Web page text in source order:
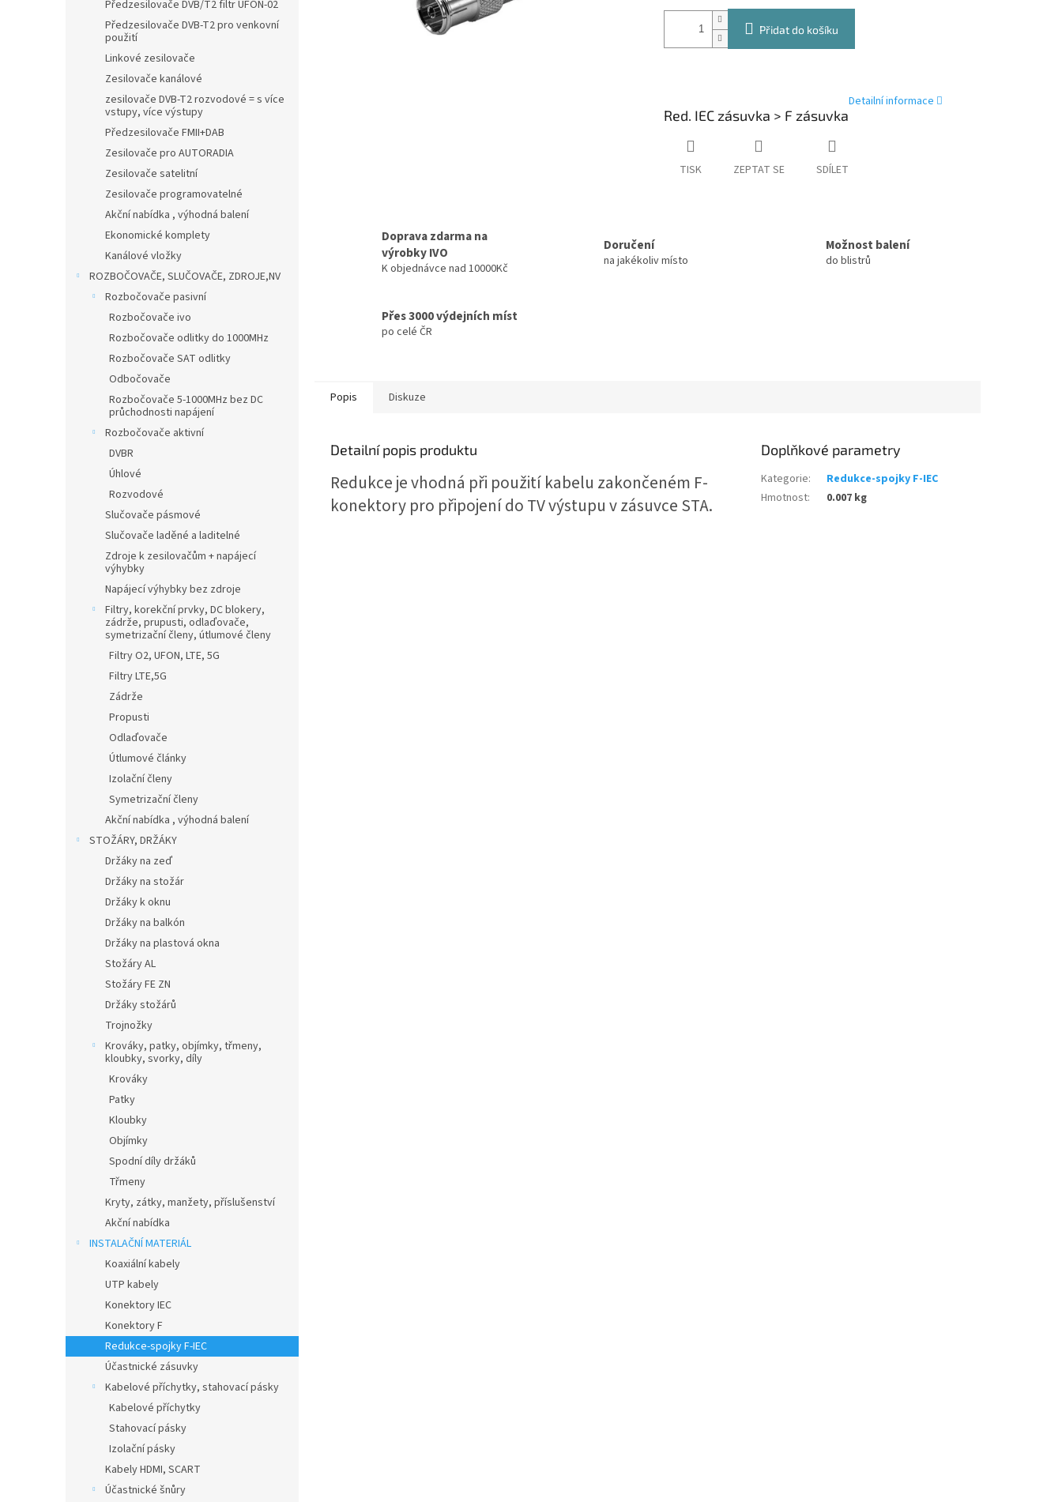
Předzesilovače DVB/T2 filtr UFON-02
Předzesilovače DVB-T2 pro venkovní
použití
Linkové zesilovače
Zesilovače kanálové
zesilovače DVB-T2 rozvodové = s více
vstupy, více výstupy
Předzesilovače FMII+DAB
Zesilovače pro AUTORADIA
Zesilovače satelitní
Zesilovače programovatelné
Akční nabídka , výhodná balení
Ekonomické komplety
Kanálové vložky
ROZBOČOVAČE, SLUČOVAČE, ZDROJE,NV
Rozbočovače pasivní
Rozbočovače ivo
Rozbočovače odlitky do 1000MHz
Rozbočovače SAT odlitky
Odbočovače
Rozbočovače 5-1000MHz bez DC
průchodnosti napájení
Rozbočovače aktivní
DVBR
Úhlové
Rozvodové
Slučovače pásmové
Slučovače laděné a laditelné
Zdroje k zesilovačům + napájecí
výhybky
Napájecí výhybky bez zdroje
Filtry, korekční prvky, DC blokery,
zádrže, prupusti, odlaďovače,
symetrizační členy, útlumové členy
Filtry O2, UFON, LTE, 5G
Filtry LTE,5G
Zádrže
Propusti
Odlaďovače
Útlumové články
Izolační členy
Symetrizační členy
Akční nabídka , výhodná balení
STOŽÁRY, DRŽÁKY
Držáky na zeď
Držáky na stožár
Držáky k oknu
Držáky na balkón
Držáky na plastová okna
Stožáry AL
Stožáry FE ZN
Držáky stožárů
Trojnožky
Krováky, patky, objímky, třmeny,
kloubky, svorky, díly
Krováky
Patky
Kloubky
Objímky
Spodní díly držáků
Třmeny
Kryty, zátky, manžety, příslušenství
Akční nabídka
INSTALAČNÍ MATERIÁL
Koaxiální kabely
UTP kabely
Konektory IEC
Konektory F
Redukce-spojky F-IEC
Účastnické zásuvky
Kabelové příchytky, stahovací pásky
Kabelové příchytky
Stahovací pásky
Izolační pásky
Kabely HDMI, SCART
Účastnické šnůry
Přidat do košíku
Red. IEC zásuvka > F zásuvka
Detailní informace
TISK ZEPTAT SE SDÍLET
Doprava zdarma na
výrobky IVO
K objednávce nad 10000Kč
Doručení
na jakékoliv místo
Možnost balení
do blistrů
Přes 3000 výdejních míst
po celé ČR
Popis Diskuze
Detailní popis produktu
Redukce je vhodná při použití kabelu zakončeném F-
konektory pro připojení do TV výstupu v zásuvce STA.
Doplňkové parametry
Kategorie:
Redukce-spojky F-IEC
Hmotnost: 0.007 kg